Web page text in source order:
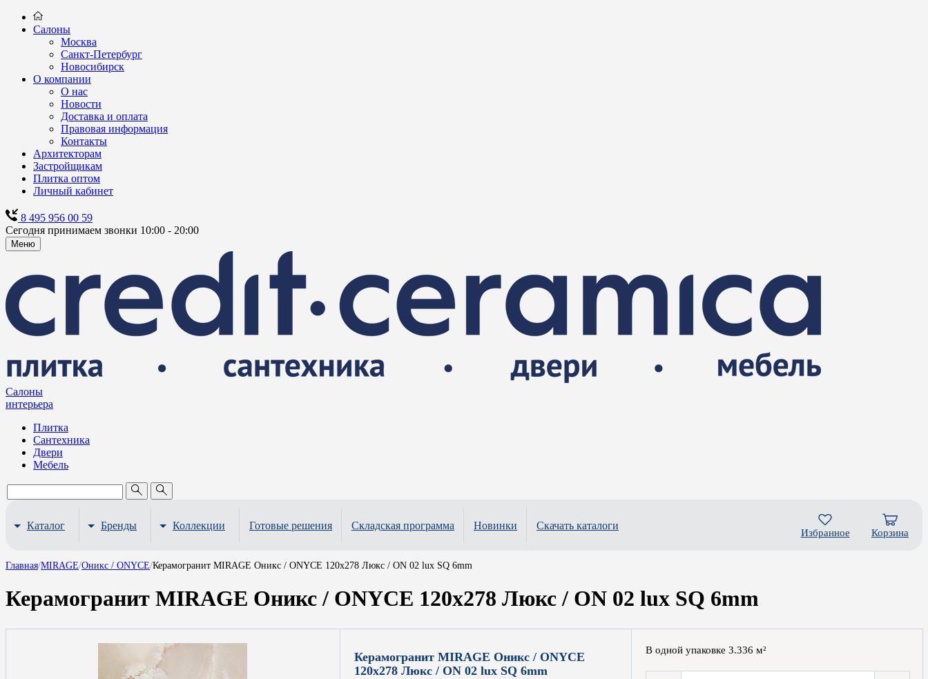
Салоны
Москва
Санкт-Петербург
Новосибирск
О компании
О нас
Новости
Доставка и оплата
Правовая информация
Контакты
Архитекторам
Застройщикам
Плитка оптом
Личный кабинет
8 495 956 00 59
Сегодня принимаем звонки 10:00 - 20:00
Меню
Салоны
интерьера
Плитка
Сантехника
Двери
Мебель
Каталог Бренды Коллекции Готовые решения Складская программа Новинки Скачать каталоги
Избранное Корзина
Главная/MIRAGE/Оникс / ONYCE/Керамогранит MIRAGE Оникс / ONYCE 120x278 Люкс / ON 02 lux SQ 6mm
Керамогранит MIRAGE Оникс / ONYCE 120x278 Люкс / ON 02 lux SQ 6mm
Керамогранит MIRAGE Оникс / ONYCE
120x278 Люкс / ON 02 lux SQ 6mm
В одной упаковке 3.336 м²